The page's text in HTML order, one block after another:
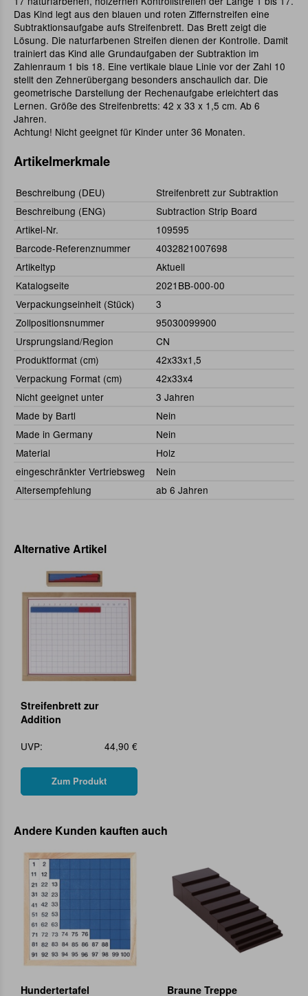
Das Kind legt aus den blauen und roten Ziffernstreifen eine
Subtraktionsaufgabe aufs Streifenbrett. Das Brett zeigt die
Lösung. Die naturfarbenen Streifen dienen der Kontrolle. Damit
trainiert das Kind alle Grundaufgaben der Subtraktion im
Zahlenraum 1 bis 18. Eine vertikale blaue Linie vor der Zahl 10
stellt den Zehnerübergang besonders anschaulich dar. Die
geometrische Darstellung der Rechenaufgabe erleichtert das
Lernen. Größe des Streifenbretts: 42 x 33 x 1,5 cm. Ab 6
Jahren.
Achtung! Nicht geeignet für Kinder unter 36 Monaten.
Artikelmerkmale
Beschreibung (DEU)
Streifenbrett zur Subtraktion
Beschreibung (ENG)
Subtraction Strip Board
Artikel-Nr.
109595
Barcode-Referenznummer
4032821007698
Artikeltyp
Aktuell
Katalogseite
2021BB-000-00
Verpackungseinheit (Stück)
3
Zollpositionsnummer
95030099900
Ursprungsland/Region
CN
Produktformat (cm)
42x33x1,5
Verpackung Format (cm)
42x33x4
Nicht geeignet unter
3 Jahren
Made by Bartl
Nein
Made in Germany
Nein
Material
Holz
eingeschränkter Vertriebsweg
Nein
Altersempfehlung
ab 6 Jahren
Alternative Artikel
Streifenbrett zur
Addition
UVP:
44,90 €
Zum Produkt
Andere Kunden kauften auch
Hundertertafel Braune Treppe